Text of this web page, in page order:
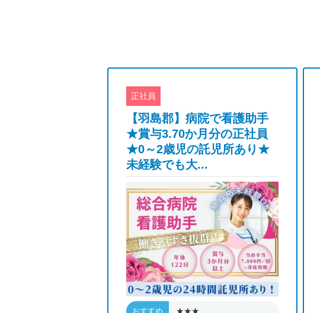
正社員
【羽島郡】病院で看護助手
★賞与3.70か月分の正社員
★0～2歳児の託児所あり★
未経験でも大...
おすすめ